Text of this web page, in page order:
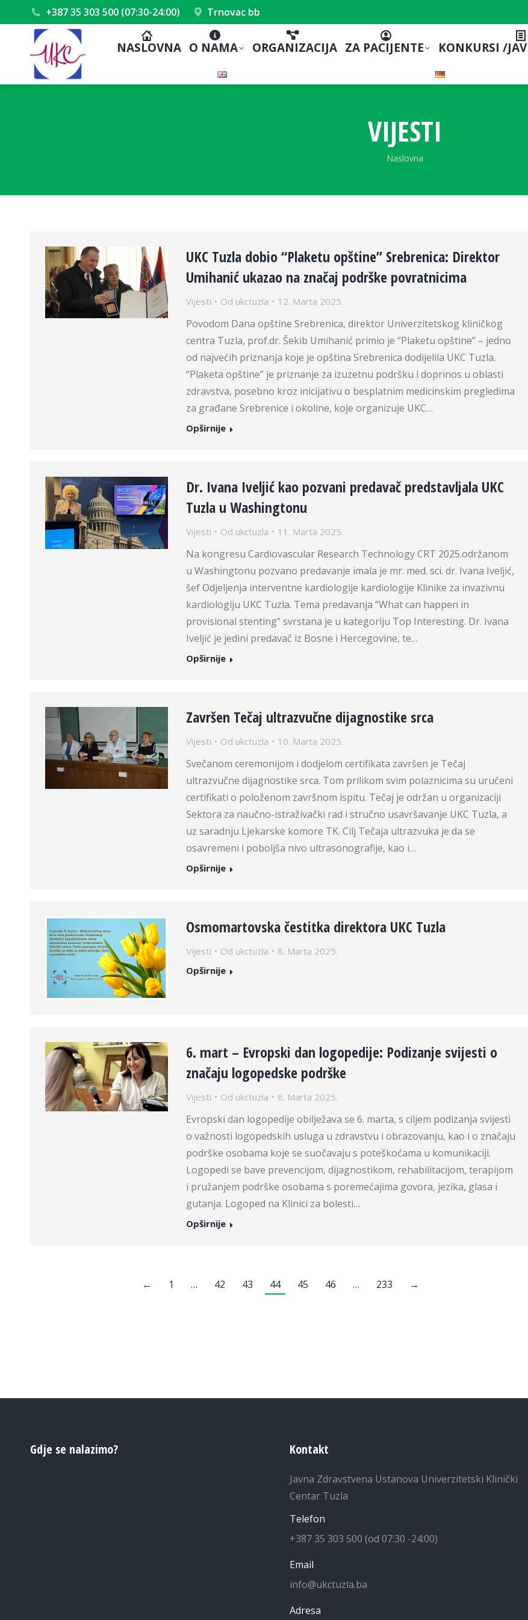
+387 35 303 500 (07:30-24:00) Trnovac bb
NASLOVNA O NAMA ORGANIZACIJA ZA PACIJENTE KONKURSI /
VIJESTI
You are here:
Naslovna
UKC Tuzla dobio “Plaketu opštine” Srebrenica: Direktor
Umihanić ukazao na značaj podrške povratnicima
Vijesti Od ukctuzla 12. Marta 2025.
Povodom Dana opštine Srebrenica, direktor Univerzitetskog kliničkog
centra Tuzla, prof.dr. Šekib Umihanić primio je “Plaketu opštine” – jedno
od najvećih priznanja koje je opština Srebrenica dodijelila UKC Tuzla.
“Plaketa opštine” je priznanje za izuzetnu podršku i doprinos u oblasti
zdravstva, posebno kroz inicijativu o besplatnim medicinskim pregledima
za građane Srebrenice i okoline, koje organizuje UKC…
Opširnije
Dr. Ivana Iveljić kao pozvani predavač predstavljala UKC
Tuzla u Washingtonu
Vijesti Od ukctuzla 11. Marta 2025.
Na kongresu Cardiovascular Research Technology CRT 2025.održanom
u Washingtonu pozvano predavanje imala je mr. med. sci. dr. Ivana Iveljić,
šef Odjeljenja interventne kardiologije kardiologije Klinike za invazivnu
kardiologiju UKC Tuzla. Tema predavanja “What can happen in
provisional stenting” svrstana je u kategoriju Top Interesting. Dr. Ivana
Iveljić je jedini predavač iz Bosne i Hercegovine, te…
Opširnije
Završen Tečaj ultrazvučne dijagnostike srca
Vijesti Od ukctuzla 10. Marta 2025.
Svečanom ceremonijom i dodjelom certifikata završen je Tečaj
ultrazvučne dijagnostike srca. Tom prilikom svim polaznicima su uručeni
certifikati o položenom završnom ispitu. Tečaj je održan u organizaciji
Sektora za naučno-istraživački rad i stručno usavršavanje UKC Tuzla, a
uz saradnju Ljekarske komore TK. Cilj Tečaja ultrazvuka je da se
osavremeni i poboljša nivo ultrasonografije, kao i…
Opširnije
Osmomartovska čestitka direktora UKC Tuzla
Vijesti Od ukctuzla
8. Marta 2025.
Opširnije
6. mart – Evropski dan logopedije: Podizanje svijesti o
značaju logopedske podrške
Vijesti Od ukctuzla 6. Marta 2025.
Evropski dan logopedije obilježava se 6. marta, s ciljem podizanja svijesti
o važnosti logopedskih usluga u zdravstvu i obrazovanju, kao i o značaju
podrške osobama koje se suočavaju s poteškoćama u komunikaciji.
Logopedi se bave prevencijom, dijagnostikom, rehabilitacijom, terapijom
i pružanjem podrške osobama s poremećajima govora, jezika, glasa i
gutanja. Logoped na Klinici za bolesti…
Opširnije
← 1 … 42 43 44 45 46 … 233 →
Gdje se nalazimo? Kontakt
Javna Zdravstvena Ustanova Univerzitetski Klinički
Centar Tuzla
Telefon
+387 35 303 500 (od 07:30 -24:00)
Email
info@ukctuzla.ba
Adresa